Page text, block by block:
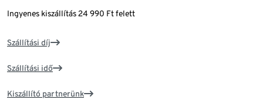
Ingyenes kiszállítás 24 990 Ft felett
Szállítási díj
Szállítási idő
Kiszállító partnerünk